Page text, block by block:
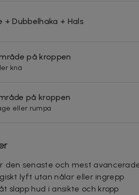
+ Dubbelhaka + Hals
på kroppen
knä
på kroppen
eller rumpa
den senaste och mest
lyft utan nålar eller ingrepp
slapp hud i ansikte och kropp